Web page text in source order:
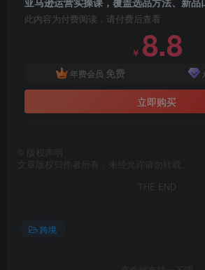
此内容为付费阅读，请付费后查看
￥ 8.8
年费会员 免费
立即购买
版权声明
文章版权归作者所有，未经允许请勿转载。
THE END
跨境